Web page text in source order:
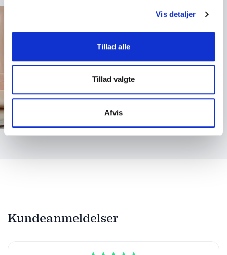
Vis detaljer
Tillad alle
Tillad valgte
Afvis
Kundeanmeldelser